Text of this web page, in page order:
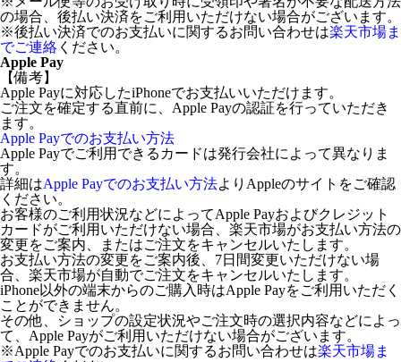
の場合、後払い決済をご利用いただけない場合がございます。
※後払い決済でのお支払いに関するお問い合わせは楽天市場ま
でご連絡 ください。
Apple Pay
【備考】
Apple Payに対応したiPhoneでお支払いいただけます。
ご注文を確定する直前に、Apple Payの認証を行っていただき
ます。
Apple Payでのお支払い方法
Apple Payでご利用できるカードは発行会社によって異なりま
す。
詳細はApple Payでのお支払い方法よりAppleのサイトをご確認
ください。
お客様のご利用状況などによってApple Payおよびクレジット
カードがご利用いただけない場合、楽天市場がお支払い方法の
変更をご案内、またはご注文をキャンセルいたします。
お支払い方法の変更をご案内後、7日間変更いただけない場
合、楽天市場が自動でご注文をキャンセルいたします。
iPhone以外の端末からのご購入時はApple Payをご利用いただく
ことができません。
その他、ショップの設定状況やご注文時の選択内容などによっ
て、Apple Payがご利用いただけない場合がございます。
※Apple Payでのお支払いに関するお問い合わせは楽天市場ま